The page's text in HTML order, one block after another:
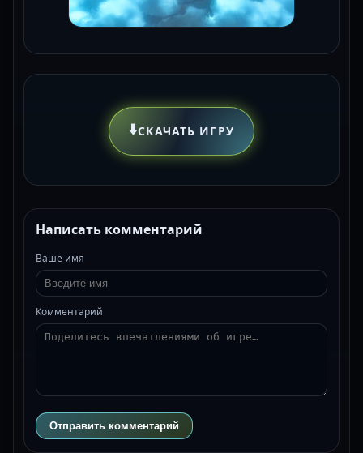
⬇️СКАЧАТЬ ИГРУ
Написать комментарий
Ваше имя
Комментарий
Отправить комментарий